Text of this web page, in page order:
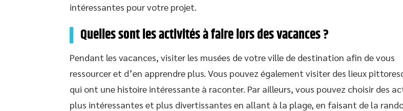
intéressantes pour votre projet.
Quelles sont les activités à faire lors des vacances ?
Pendant les vacances, visiter les musées de votre ville de destination afin de vous
ressourcer et d’en apprendre plus. Vous pouvez également visiter des lieux
qui ont une histoire intéressante à raconter. Par ailleurs, vous pouvez choisir des
plus intéressantes et plus divertissantes en allant à la plage, en faisant de la